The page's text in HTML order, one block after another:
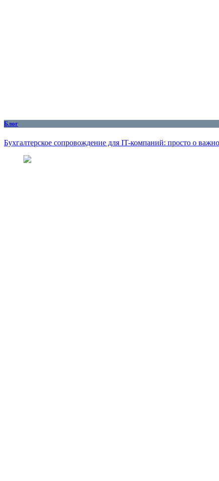
Блог
Бухгалтерское сопровождение для IT-компаний: просто о